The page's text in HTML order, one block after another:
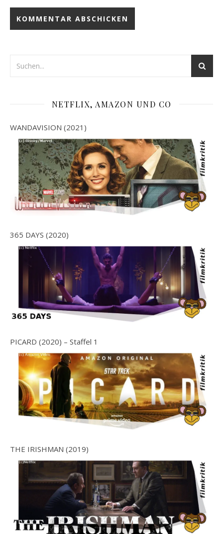
NETFLIX, AMAZON UND CO
WANDAVISION (2021)
365 DAYS (2020)
PICARD (2020) – Staffel 1
THE IRISHMAN (2019)